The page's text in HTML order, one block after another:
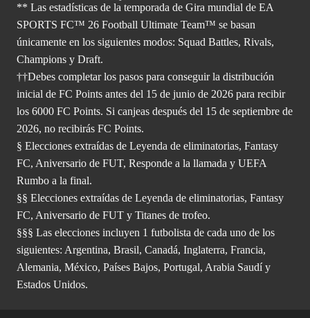
** Las estadísticas de la temporada de Gira mundial de EA
SPORTS FC™ 26 Football Ultimate Team™ se basan
únicamente en los siguientes modos: Squad Battles, Rivals,
Champions y Draft.
††Debes completar los pasos para conseguir la distribución
inicial de FC Points antes del 15 de junio de 2026 para recibir
los 6000 FC Points. Si canjeas después del 15 de septiembre de
2026, no recibirás FC Points.
§ Elecciones extraídas de Leyenda de eliminatorias, Fantasy
FC, Aniversario de FUT, Responde a la llamada y UEFA
Rumbo a la final.
§§ Elecciones extraídas de Leyenda de eliminatorias, Fantasy
FC, Aniversario de FUT y Titanes de trofeo.
§§§ Las elecciones incluyen 1 futbolista de cada uno de los
siguientes: Argentina, Brasil, Canadá, Inglaterra, Francia,
Alemania, México, Países Bajos, Portugal, Arabia Saudí y
Estados Unidos.